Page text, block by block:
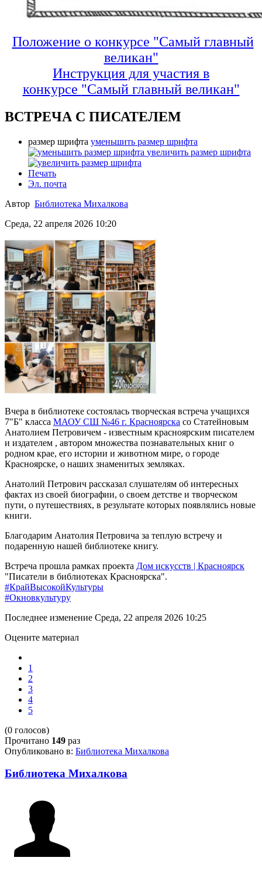
Положение о конкурсе "Самый главный
великан"
Инструкция для участия в
конкурсе "Самый главный великан"
ВСТРЕЧА С ПИСАТЕЛЕМ
размер шрифта уменьшить размер шрифта
увеличить размер шрифта
Печать
Эл. почта
Автор Библиотека Михалкова
Среда, 22 апреля 2026 10:20
Вчера в библиотеке состоялась творческая встреча учащихся
7"Б" класса МАОУ СШ №46 г. Красноярска со Статейновым
Анатолием Петровичем - известным красноярским писателем
и издателем , автором множества познавательных книг о
родном крае, его истории и животном мире, о городе
Красноярске, о наших знаменитых земляках.
Анатолий Петрович рассказал слушателям об интересных
фактах из своей биографии, о своем детстве и творческом
пути, о путешествиях, в результате которых появлялись новые
книги.
Благодарим Анатолия Петровича за теплую встречу и
подаренную нашей библиотеке книгу.
Встреча прошла рамках проекта Дом искусств | Красноярск
"Писатели в библиотеках Красноярска".
#КрайВысокойКультуры
#Окновкультуру
Последнее изменение Среда, 22 апреля 2026 10:25
Оцените материал
1
2
3
4
5
(0 голосов)
Прочитано 149 раз
Опубликовано в: Библиотека Михалкова
Библиотека Михалкова